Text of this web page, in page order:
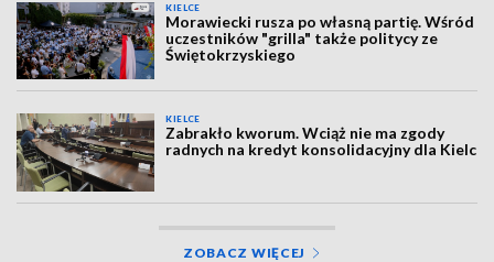
KIELCE
Morawiecki rusza po własną partię. Wśród
uczestników "grilla" także politycy ze
Świętokrzyskiego
KIELCE
Zabrakło kworum. Wciąż nie ma zgody
radnych na kredyt konsolidacyjny dla Kielc
ZOBACZ WIĘCEJ